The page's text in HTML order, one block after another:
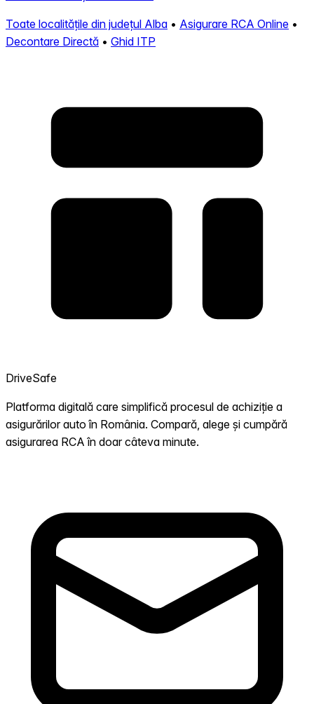
Toate localitățile din județul Alba • Asigurare RCA Online •
Decontare Directă • Ghid ITP
DriveSafe
Platforma digitală care simplifică procesul de achiziție a
asigurărilor auto în România. Compară, alege și cumpără
asigurarea RCA în doar câteva minute.